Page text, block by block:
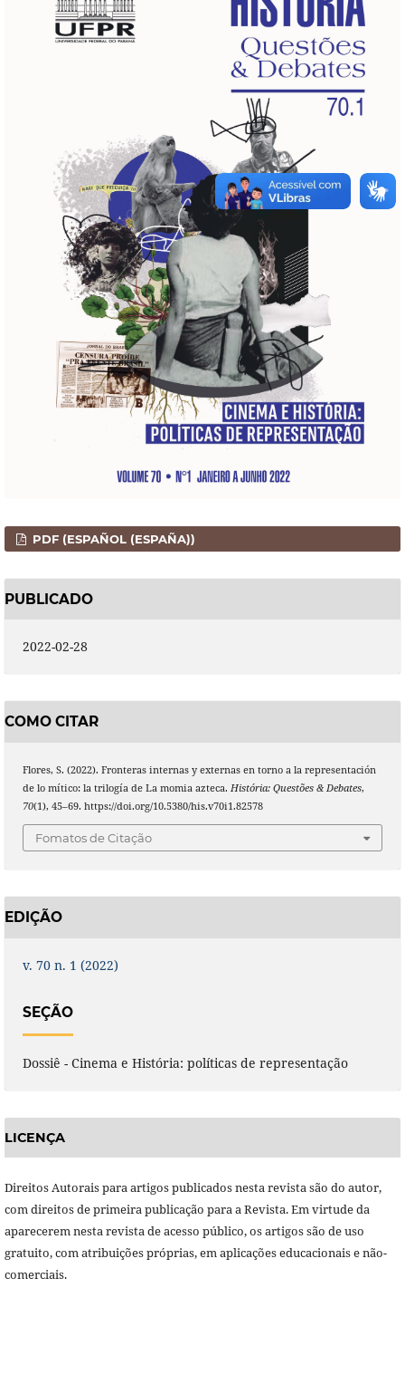
PDF (ESPAÑOL (ESPAÑA))
PUBLICADO
2022-02-28
COMO CITAR
Flores, S. (2022). Fronteras internas y externas en torno a la representación
de lo mítico: la trilogía de La momia azteca. História: Questões & Debates,
70(1), 45–69. https://doi.org/10.5380/his.v70i1.82578
Fomatos de Citação
EDIÇÃO
v. 70 n. 1 (2022)
SEÇÃO
Dossiê - Cinema e História: políticas de representação
LICENÇA
Direitos Autorais para artigos publicados nesta revista são do autor,
com direitos de primeira publicação para a Revista. Em virtude da
aparecerem nesta revista de acesso público, os artigos são de uso
gratuito, com atribuições próprias, em aplicações educacionais e não-
comerciais.